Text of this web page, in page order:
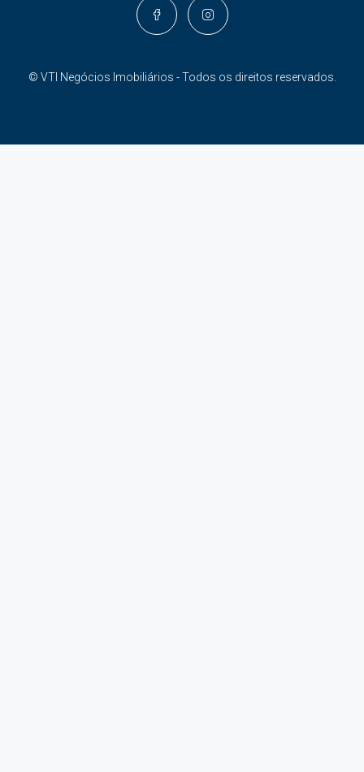
© VTI Negócios Imobiliários - Todos os direitos reservados.